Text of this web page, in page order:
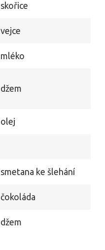
skořice
vejce
mléko
džem
olej
smetana ke šlehání
čokoláda
džem